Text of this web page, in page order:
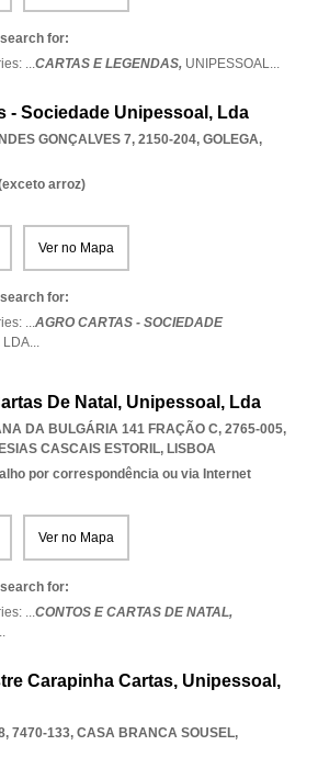
for:
...CARTAS E LEGENDAS, UNIPESSOAL...
- Sociedade Unipessoal, Lda
GONÇALVES 7, 2150-204, GOLEGA,
arroz)
Ver no Mapa
for:
...AGRO CARTAS - SOCIEDADE
LDA...
De Natal, Unipessoal, Lda
DA BULGÁRIA 141 FRAÇÃO C, 2765-005,
CASCAIS ESTORIL, LISBOA
por correspondência ou via Internet
Ver no Mapa
for:
...CONTOS E CARTAS DE NATAL,
Carapinha Cartas, Unipessoal,
7470-133, CASA BRANCA SOUSEL,